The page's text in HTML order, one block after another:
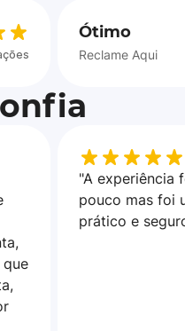
Ótimo
Reclame Aqui
"A experiência
pouco mas foi
prático e